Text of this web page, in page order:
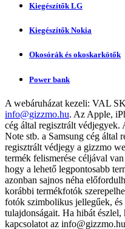
Kiegészítők LG
Kiegészítők Nokia
Okosórák és okoskarkötők
Power bank
A webáruházat kezeli: VAL
info@gizzmo.hu. Az Apple,
cég által regisztrált
Note stb. a Samsung cég által
regisztrált védjegy a gizzmo
termék felismerése céljával
hogy a lehető legpontosabb
azonban sajnos néha
korábbi termékfotók
fotók szimbolikus jellegűek, és
tulajdonságait. Ha hibát
kapcsolatot az info@gizzmo.hu